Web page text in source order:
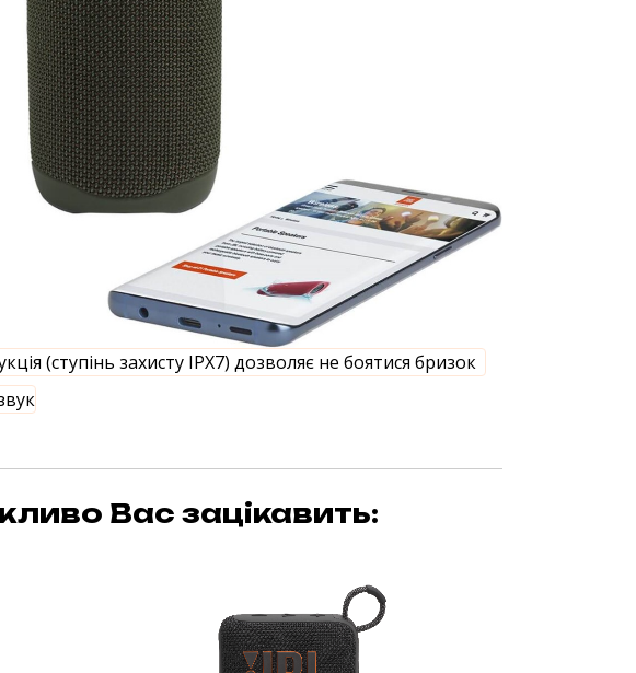
(ступінь захисту IPX7) дозволяє не боятися бризок
Вас зацікавить: